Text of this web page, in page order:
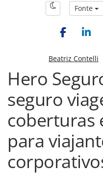
Fonte
Beatriz Contelli
Hero
seguro
coberturas
para